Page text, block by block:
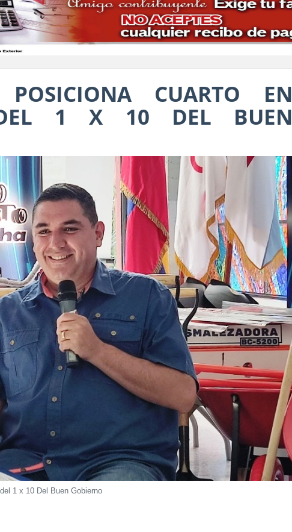
CUARTO EN
DEL 1 X 10 DEL BUEN
1 x 10 Del Buen Gobierno